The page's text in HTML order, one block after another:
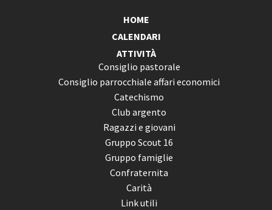
HOME
CALENDARI
ATTIVITÀ
Consiglio pastorale
Consiglio parrocchiale affari economici
Catechismo
Club argento
Ragazzi e giovani
Gruppo Scout 16
Gruppo famiglie
Confraternita
Carità
Link utili